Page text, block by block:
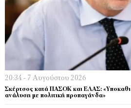
20:34 - 7 Αυγούστου 2026
Σκέρτσος κατά ΠΑΣΟΚ και ΕΛΑΣ:
ανάλυση με πολιτική προπαγάνδα»